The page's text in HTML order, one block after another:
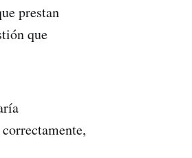
prestan
que